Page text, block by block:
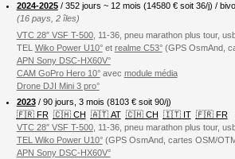
2024-2025/ 352 jours ~ 12 mois (14580€ soit 36/j) /
(16 pays, 2 îles)
VTC 28″ VSF T-500, 11-36, pneu marathon plus tour,
TEL Wiko Power U10°et realme C53°(GPS OsmAnd,
APN Sony DSC-HX60V°
CAM GoPro Hero 10°avec module média
Drone DJI Mini 3 pro°
2023/ 90 jours, 3 mois (8103 € soit 90/j)
🇫🇷 FR 🇨🇭 CH 🇦🇹 AT 🇨🇭 CH 🇮🇹 IT 🇫🇷 FR
VTC 28″ VSF T-500, 11-36, pneu marathon plus tour,
TEL Wiko Power U10°(GPS OsmAnd, cartes OSM/
APN Sony DSC-HX60V°